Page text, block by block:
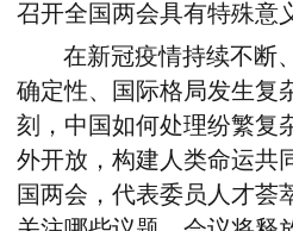
召开全国两会具有特殊意
在新冠疫情持续不断
确定性、国际格局发生复
刻，中国如何处理纷繁复
外开放，构建人类命运共
国两会，代表委员人才荟